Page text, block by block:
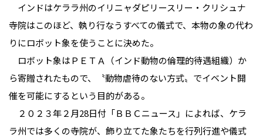
インドはケララ州のイリニャダピリースリー・クリシュナ
寺院はこのほど、執り行なうすべての儀式で、本物の象の代わ
りにロボット象を使うことに決めた。
ロボット象はＰＥＴＡ（インド動物の倫理的待遇組織）か
ら寄贈されたもので、〝動物虐待のない方式〟でイベント開
催を可能にするという目的がある。
２０２３年２月28日付「ＢＢＣニュース」によれば、ケラ
ラ州では多くの寺院が、飾り立てた象たちを行列行進や儀式